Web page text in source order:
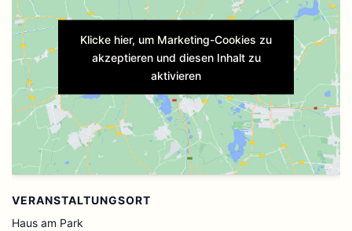
VERANSTALTUNGSORT
Haus am Park
Klicke hier, um Marketing-Cookies zu
akzeptieren und diesen Inhalt zu
aktivieren